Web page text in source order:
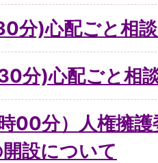
分)心配ごと相
分)心配ごと相
時00分）人権擁
設について